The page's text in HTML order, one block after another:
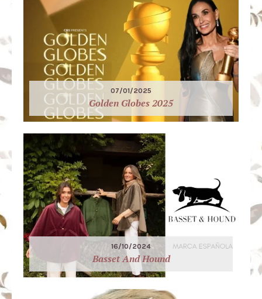
07/01/2025
Golden Globes 2025
16/10/2024
Basset And Hound